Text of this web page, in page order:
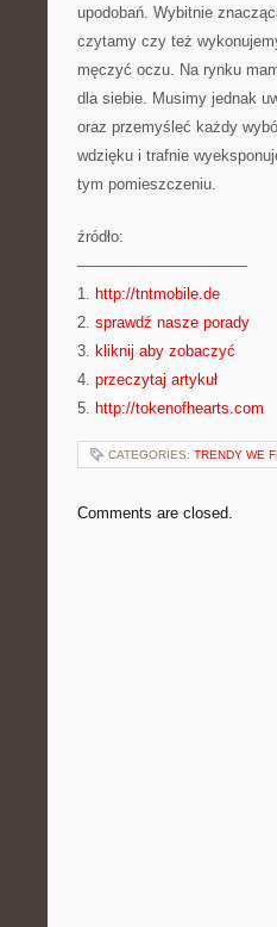
upodobań. Wybitnie
czytamy czy też
męczyć oczu. Na rynku
dla siebie. Musimy jednak
oraz przemyśleć każdy
wdzięku i trafnie
tym pomieszczeniu.
źródło:
———————————
1. http://tntmobile.de
2. sprawdź nasze porady
3. kliknij aby zobaczyć
4. przeczytaj artykuł
5. http://tokenofhearts.com
CATEGORIES: TRENDY WE
Comments are closed.